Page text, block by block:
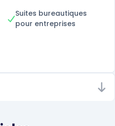
Suites bureautiques
pour entreprises